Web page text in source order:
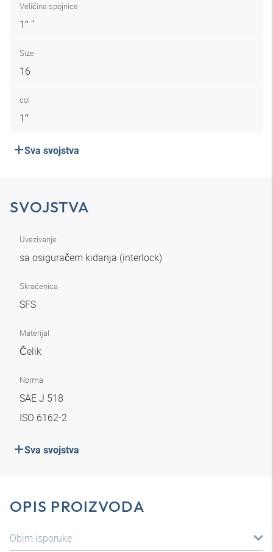
Veličina spojnice
1″ "
Size
16
col
1″
Sva svojstva
SVOJSTVA
Uvezivanje
sa osiguračem kidanja (interlock)
Skraćenica
SFS
Materijal
Čelik
Norma
SAE J 518
ISO 6162-2
Sva svojstva
OPIS PROIZVODA
Obim isporuke